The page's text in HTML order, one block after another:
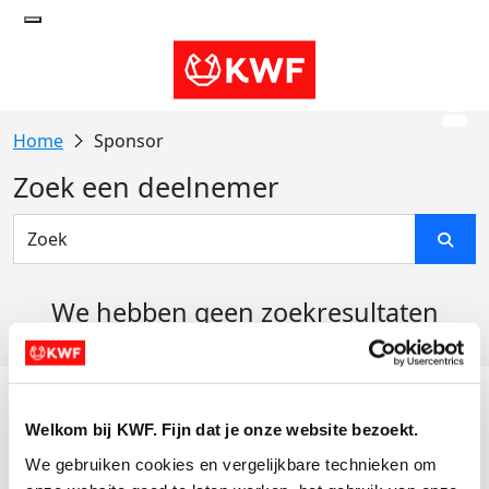
Welkom bij KWF. Fijn dat je onze website bezoekt.
We gebruiken cookies en vergelijkbare technieken om
Sponsor
Zoek een deelnemer
We hebben geen zoekresultaten
Actiematerialen
Evenementen